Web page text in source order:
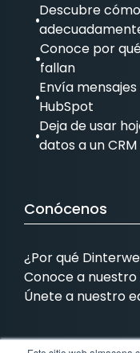
Descubre
Conoce por
fallan
Envía
HubSpot
Deja de usar
datos a un CRM
Conócenos
¿Por qué
Conoce a nuestro
Únete a nuestro